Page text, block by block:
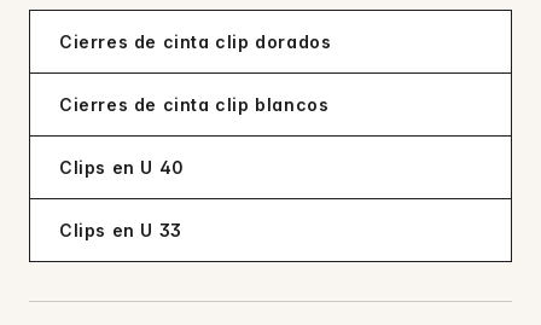
Cierres de cinta clip dorados
Cierres de cinta clip blancos
Clips en U 40
Clips en U 33